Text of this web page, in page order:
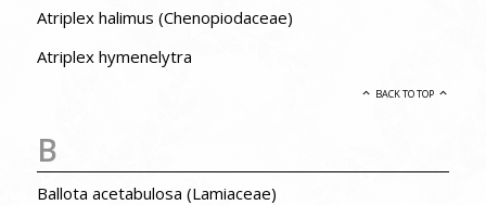
Atriplex halimus (Chenopiodaceae)
Atriplex hymenelytra
BACK TO TOP
B
Ballota acetabulosa (Lamiaceae)